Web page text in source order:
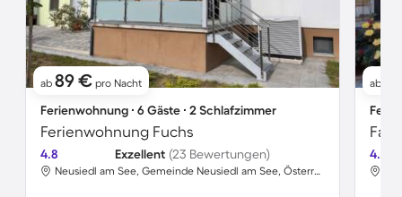
ab 89 € pro Nacht
Ferienwohnung ∙ 6 Gäste ∙ 2 Schlafzimmer
Ferienwohnung Fuchs
4.8 Exzellent (23 Bewertungen)
Neusiedl am See, Gemeinde Neusiedl am See, Österreich
ab
4.6